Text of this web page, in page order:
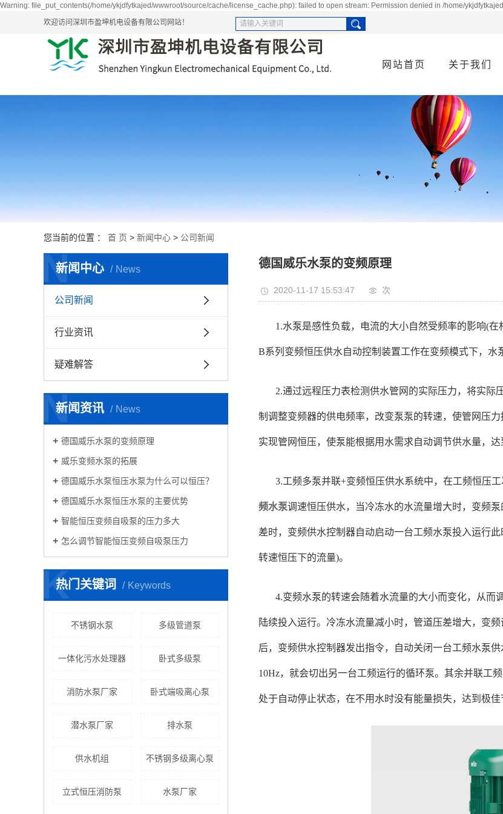
Warning: file_put_contents(/home/ykjdfytkajed/wwwroot/source/cache/license_cache.php): failed to open stream: Permission denied in /home/
欢迎访问深圳市盈坤机电设备有限公司网站！
网站首页 关于我们
公司简介
资质荣誉
您当前的位置 ： 首 页 > 新闻中心 > 公司新闻
新闻中心 News
N
公司新闻
行业资讯
疑难解答
新闻资讯 News
N
德国威乐水泵的变频原理
威乐变频水泵的拓展
德国威乐水泵恒压水泵为什么可以恒压？
德国威乐水泵恒压水泵的主要优势
智能恒压变频自吸泵的压力多大
怎么调节智能恒压变频自吸泵压力
热门关键词 Keywords
K
不锈钢水泵 多级管道泵
一体化污水处理器 卧式多级泵
消防水泵厂家 卧式端吸离心泵
潜水泵厂家 排水泵
供水机组 不锈钢多级离心泵
立式恒压消防泵 水泵厂家
德国威乐水泵的变频原理
2020-11-17 15:53:47 次
1.水泵是感性负载，电流的大小自然受频率的影响(
B系列变频恒压供水自动控制装置工作在变频模式下，水
2.通过远程压力表检测供水管网的实际压力，将实
制调整变频器的供电频率，改变泵泵的转速，使管网压
实现管网恒压，使泵能根据用水需求自动调节供水量，达
3.工频多泵并联+变频恒压供水系统中，在工频恒压
频水泵调速恒压供水，当冷冻水的水流量增大时，变频
差时，变频供水控制器自动启动一台工频水泵投入运行
转速恒压下的流量)。
4.变频水泵的转速会随着水流量的大小而变化，从而
陆续投入运行。冷冻水流量减小时，管道压差增大，变
后，变频供水控制器发出指令，自动关闭一台工频水泵
10Hz，就会切出另一台工频运行的循环泵。其余并联工
处于自动停止状态，在不用水时没有能量损失，达到极佳